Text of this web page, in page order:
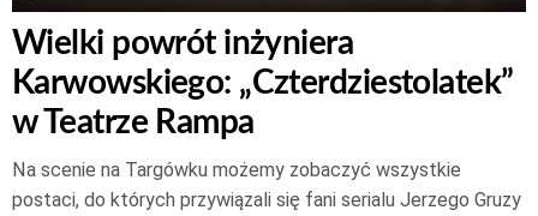
Wielki powrót inżyniera
Karwowskiego: „Czterdziestolatek”
w Teatrze Rampa
Na scenie na Targówku możemy zobaczyć wszystkie
postaci, do których przywiązali się fani serialu Jerzego Gruzy